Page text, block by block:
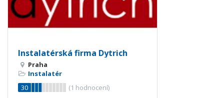
Instalatérská firma Dytrich
Praha
Instalatér
30
(1 hodnocení)